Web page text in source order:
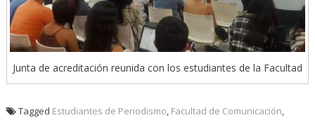
Junta de acreditación reunida con los estudiantes de la Facultad
Tagged Estudiantes de Periodismo, Facultad de Comunicación,